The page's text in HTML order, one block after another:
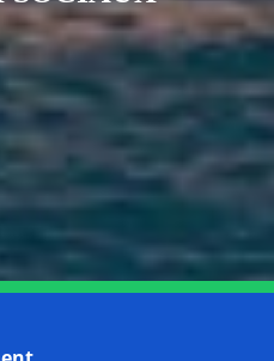
Facebook
Notre page XNotre page Tiktok
Notre page
Notre page Youtube